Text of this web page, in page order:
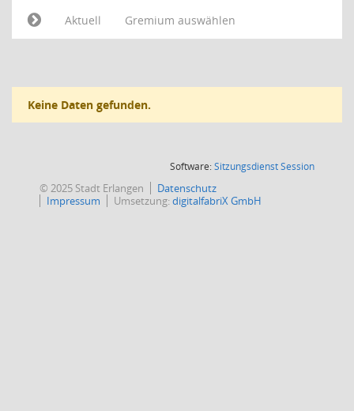
Aktuell
Gremium auswählen
Keine Daten gefunden.
Software:SitzungsdienstSession(Wird in
© 2025 Stadt Erlangen
Datenschutz
Impressum
Umsetzung:digitalfabriX GmbH